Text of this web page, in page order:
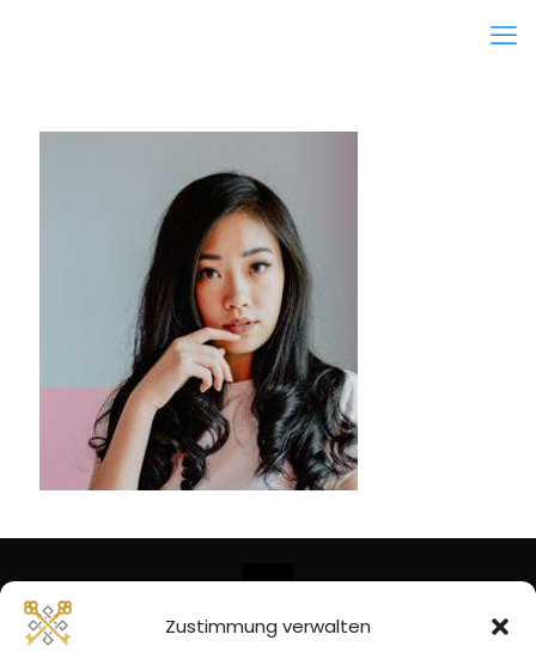
Zustimmung verwalten
© Copyright 2026 -Eike Kruse | Kieler Webschmiede